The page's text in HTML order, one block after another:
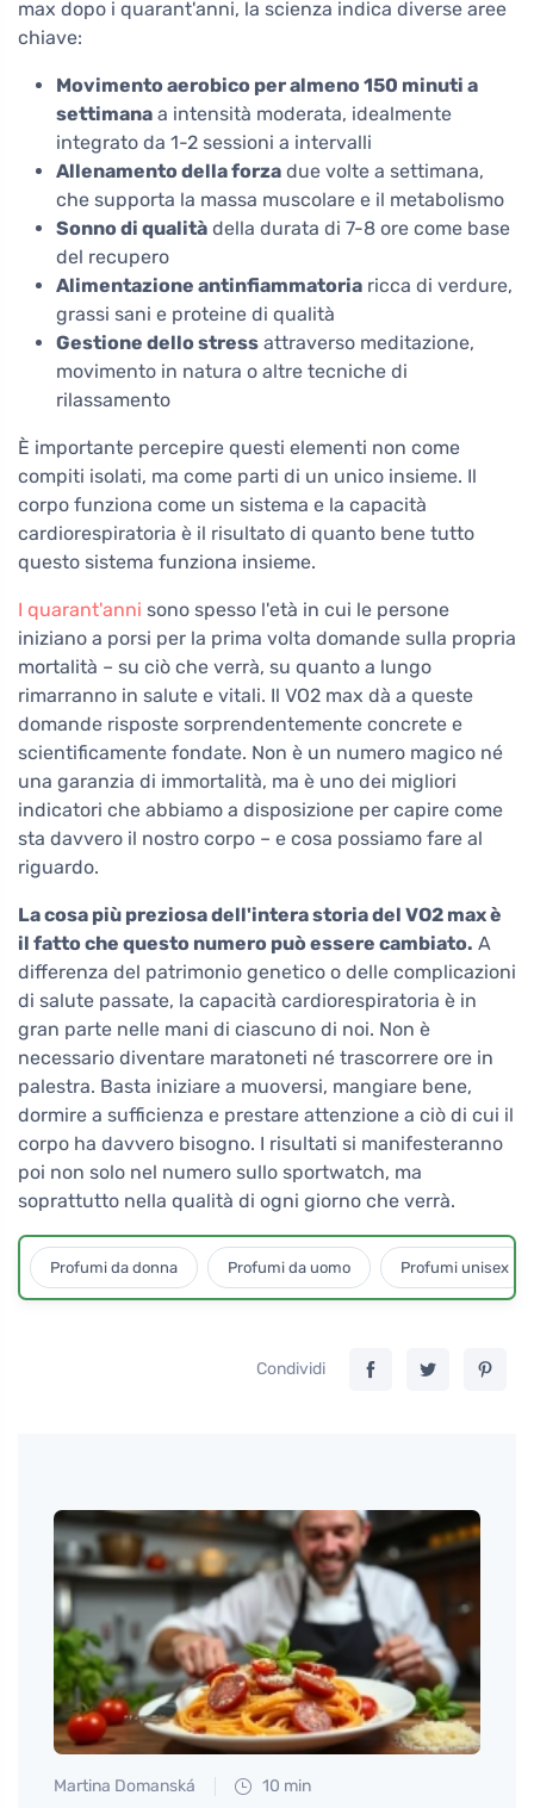
max dopo i quarant'anni, la scienza indica diverse aree
chiave:
Movimento aerobico per almeno 150 minuti a
settimana a intensità moderata, idealmente
integrato da 1-2 sessioni a intervalli
Allenamento della forza due volte a settimana,
che supporta la massa muscolare e il metabolismo
Sonno di qualità della durata di 7-8 ore come base
del recupero
Alimentazione antinfiammatoria ricca di verdure,
grassi sani e proteine di qualità
Gestione dello stress attraverso meditazione,
movimento in natura o altre tecniche di
rilassamento
È importante percepire questi elementi non come
compiti isolati, ma come parti di un unico insieme. Il
corpo funziona come un sistema e la capacità
cardiorespiratoria è il risultato di quanto bene tutto
questo sistema funziona insieme.
I quarant'anni sono spesso l'età in cui le persone
iniziano a porsi per la prima volta domande sulla propria
mortalità – su ciò che verrà, su quanto a lungo
rimarranno in salute e vitali. Il VO2 max dà a queste
domande risposte sorprendentemente concrete e
scientificamente fondate. Non è un numero magico né
una garanzia di immortalità, ma è uno dei migliori
indicatori che abbiamo a disposizione per capire come
sta davvero il nostro corpo – e cosa possiamo fare al
riguardo.
La cosa più preziosa dell'intera storia del VO2 max è
il fatto che questo numero può essere cambiato. A
differenza del patrimonio genetico o delle complicazioni
di salute passate, la capacità cardiorespiratoria è in
gran parte nelle mani di ciascuno di noi. Non è
necessario diventare maratoneti né trascorrere ore in
palestra. Basta iniziare a muoversi, mangiare bene,
dormire a sufficienza e prestare attenzione a ciò di cui il
corpo ha davvero bisogno. I risultati si manifesteranno
poi non solo nel numero sullo sportwatch, ma
soprattutto nella qualità di ogni giorno che verrà.
Profumi da donna Profumi da uomo Profumi unisex
Condividi
Martina Domanská 10 min